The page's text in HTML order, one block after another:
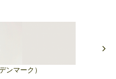
ンマーク）